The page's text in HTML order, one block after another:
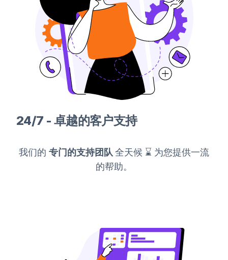
24/7 - 卓越的客户支持
我们的 专门的支持团队全天候 ⌛ 为您提供一流
的帮助。